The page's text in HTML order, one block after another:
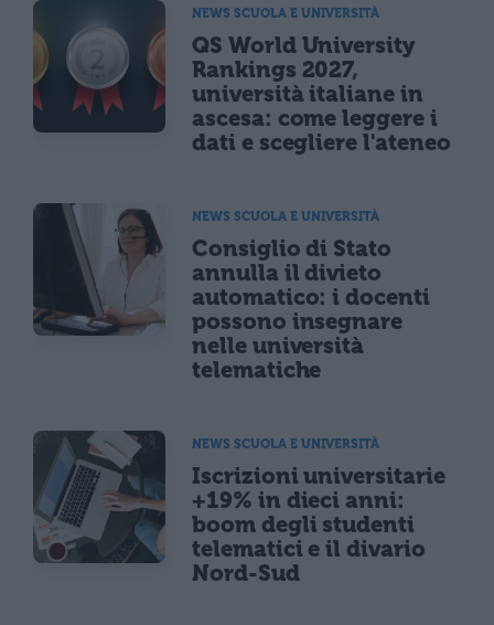
NEWS SCUOLA E UNIVERSITÀ
QS World University
Rankings 2027,
università italiane in
ascesa: come leggere i
dati e scegliere l'ateneo
NEWS SCUOLA E UNIVERSITÀ
Consiglio di Stato
annulla il divieto
automatico: i docenti
possono insegnare
nelle università
telematiche
NEWS SCUOLA E UNIVERSITÀ
Iscrizioni universitarie
+19% in dieci anni:
boom degli studenti
telematici e il divario
Nord-Sud